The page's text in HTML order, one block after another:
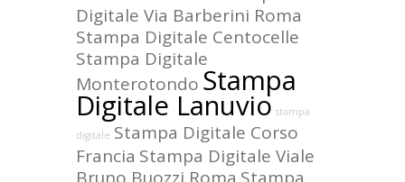
Digitale Via Barberini Roma
Stampa Digitale Centocelle
Stampa Digitale
Monterotondo Stampa
Digitale Lanuvio stampa
digitale Stampa Digitale Corso
Francia Stampa Digitale Viale